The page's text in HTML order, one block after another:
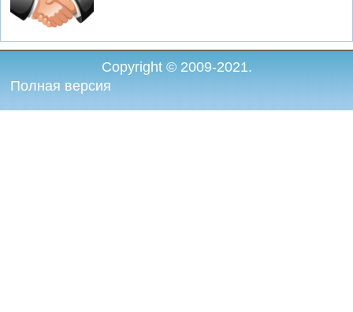
Copyright © 2009-2021.
Полная версия